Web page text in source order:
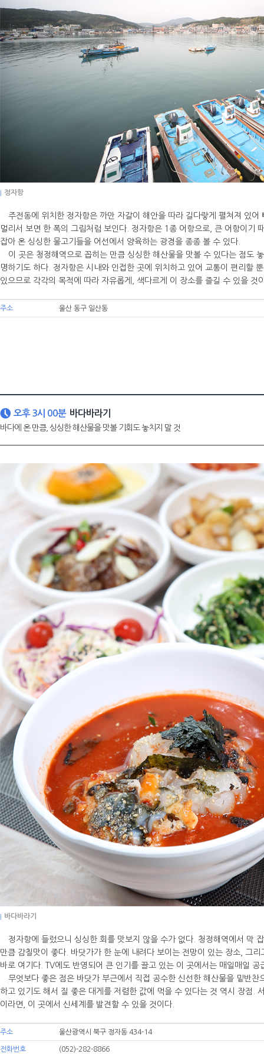
| 정자항
주전동에 위치한 정자항은 까만 자갈이 해안을 따라 길다랗게 펼쳐져 있
멀리서 보면 한 폭의 그림처럼 보인다. 정자항은 1종 어항으로, 큰 어항이기
잡아 온 싱싱한 물고기들을 어선에서 양육하는 광경을 종종 볼 수 있다.
이 곳은 청정해역으로 꼽히는 만큼 싱싱한 해산물을 맛볼 수 있다는 점도
명하기도 하다. 정자항은 시내와 인접한 곳에 위치하고 있어 교통이 편리할
있으므로 각각의 목적에 따라 자유롭게, 색다르게 이 장소를 즐길 수 있을 것
주소 울산 동구 일산동
오후 3시 00분 바다바라기
바다에 온 만큼, 싱싱한 해산물을 맛볼 기회도 놓치지 말 것
| 바다바라기
정자항에 들렀으니 싱싱한 회를 맛보지 않을 수가 없다. 청정해역에서 막
만큼 감칠맛이 좋다. 바닷가가 한 눈에 내려다 보이는 전망이 있는 장소, 그
바로 여기다. TV에도 반영되어 큰 인기를 끌고 있는 이 곳에서는 매일매일
무엇보다 좋은 점은 바닷가 부근에서 직접 공수한 신선한 해산물을 밑반찬
하고 있기도 해서 질 좋은 대게를 저렴한 값에 먹을 수 있다는 것 역시 장점.
이라면, 이 곳에서 신세계를 발견할 수 있을 것이다.
주소 울산광역시 북구 정자동 434-14
전화번호 (052)-282-8866